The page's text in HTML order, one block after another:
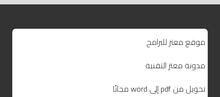
موقع معتز للبرامج
مدونة معتز التقنية
تحويل من pdf إلى word مجانًا